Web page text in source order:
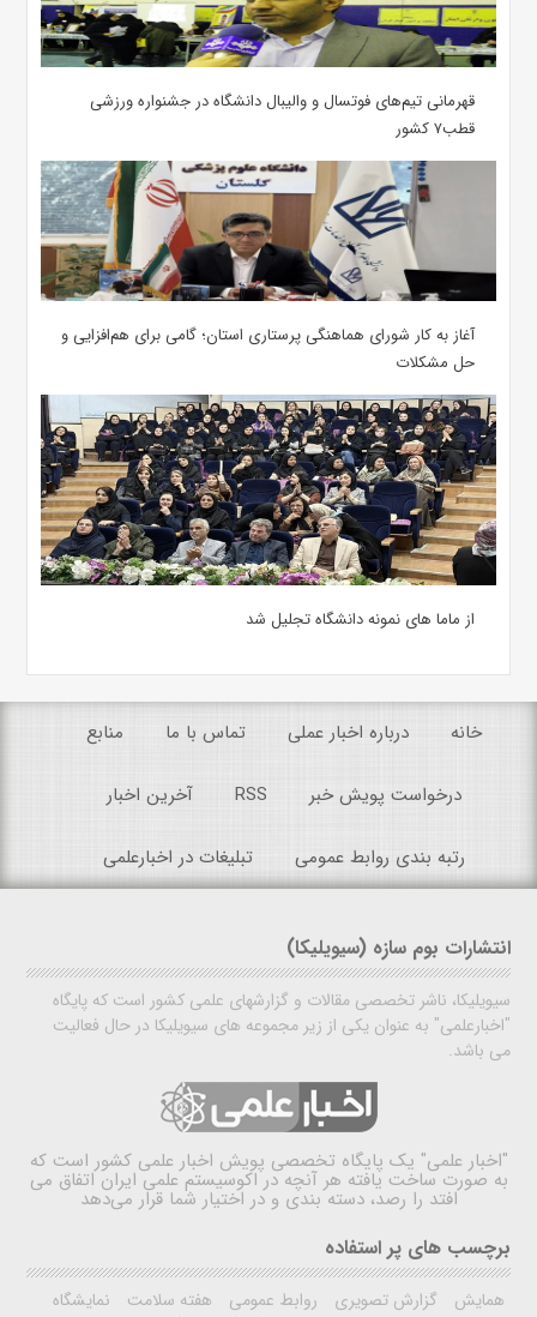
قهرمانی تیم‌های فوتسال و والیبال دانشگاه در جشنواره ورزشی
قطب۷ کشور
آغاز به کار شورای هماهنگی پرستاری استان؛ گامی برای هم‌افزایی و
حل مشکلات
از ماما های نمونه دانشگاه تجلیل شد
خانه درباره اخبار عملی تماس با ما منابع
درخواست پویش خبر RSS آخرین اخبار
رتبه بندی روابط عمومی تبلیغات در اخبارعلمی
انتشارات بوم سازه (سیویلیکا)
سیویلیکا، ناشر تخصصی مقالات و گزارشهای علمی کشور است که پایگاه
"اخبارعلمی" به عنوان یکی از زیر مجموعه های سیویلیکا در حال فعالیت
می باشد.
"اخبار علمی" یک پایگاه تخصصی پویش اخبار علمی کشور است که
به صورت ساخت یافته هر آنچه در اکوسیستم علمی ایران اتفاق می
افتد را رصد، دسته بندی و در اختیار شما قرار می‌دهد
برچسب های پر استفاده
همایش گزارش تصویری روابط عمومی هفته سلامت
نمایشگاه